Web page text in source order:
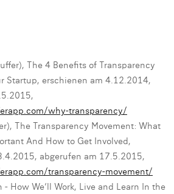
The 4 Benefits of Transparency
Startup, erschienen am 4.12.2014,
why-transparency/
The Transparency Movement: What
And How to Get Involved,
abgerufen am 17.5.2015,
transparency-movement/
- How We’ll Work, Live and Learn In the